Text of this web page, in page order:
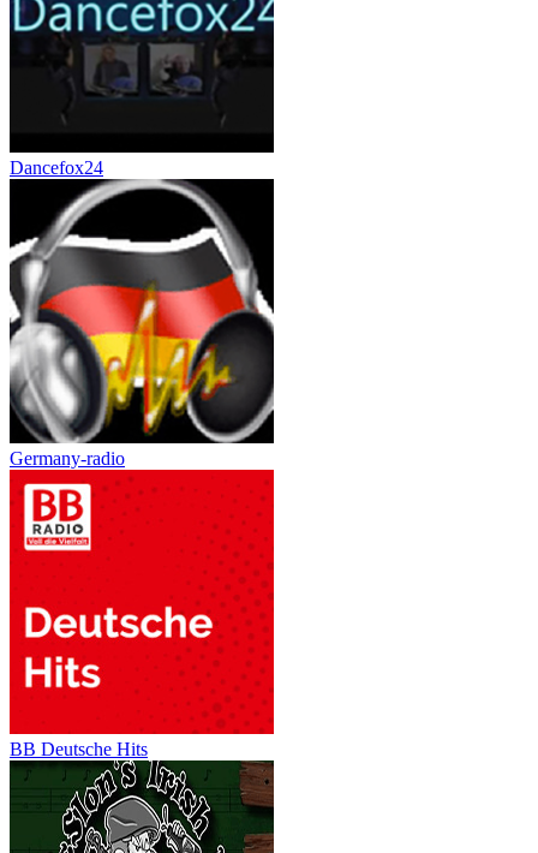
Dancefox24
Germany-radio
BB Deutsche Hits